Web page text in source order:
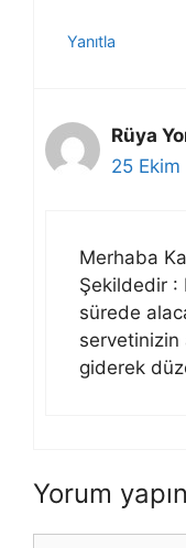
Yanıtla
Rüya
25
Merhaba
Şekildedir :
sürede
servetinizin
giderek
Yorum yapın